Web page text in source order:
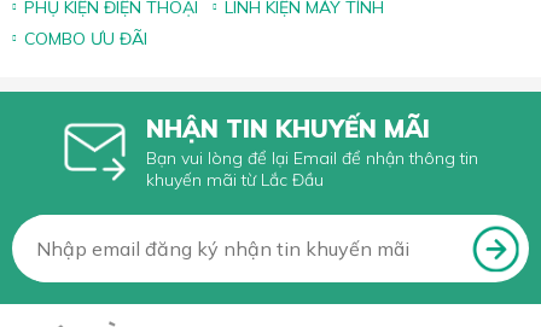
PHỤ KIỆN ĐIỆN THOẠI
LINH KIỆN MÁY TÍNH
COMBO ƯU ĐÃI
NHẬN TIN KHUYẾN MÃI
Bạn vui lòng để lại Email để nhận thông tin
khuyến mãi từ Lắc Đầu